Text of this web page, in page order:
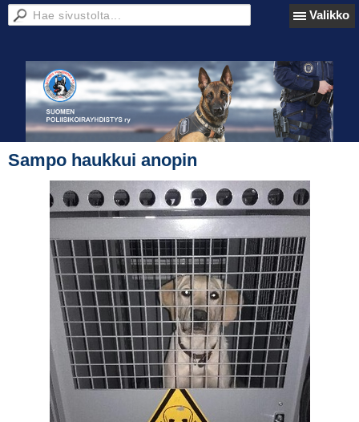
Valikko
Sampo haukkui anopin